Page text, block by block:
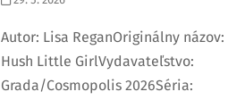
Autor: Lisa ReganOriginálny názov:
Hush Little GirlVydavateľstvo:
Grada/Cosmopolis 2026Séria: